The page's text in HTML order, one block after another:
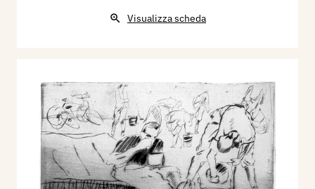
Visualizza scheda